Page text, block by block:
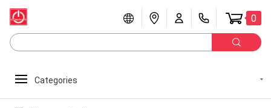
0
Categories